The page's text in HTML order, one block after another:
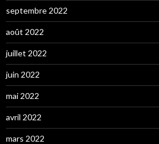
septembre 2022
août 2022
juillet 2022
juin 2022
mai 2022
avril 2022
mars 2022